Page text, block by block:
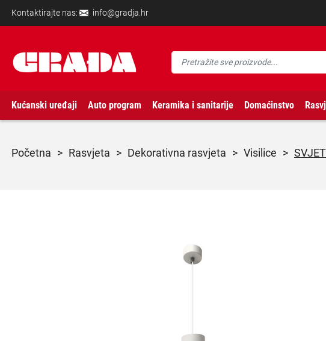
Kontaktirajte nas: info@gradja.hr
Kućanski uređaji Auto program Keramika i sanitarije Domaćinstvo
početna > rasvjeta > dekorativna rasvjeta > visilice >